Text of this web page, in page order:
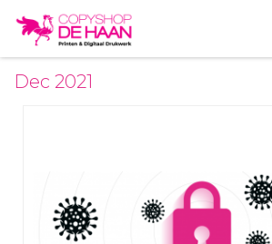
to
Content
Dec 2021